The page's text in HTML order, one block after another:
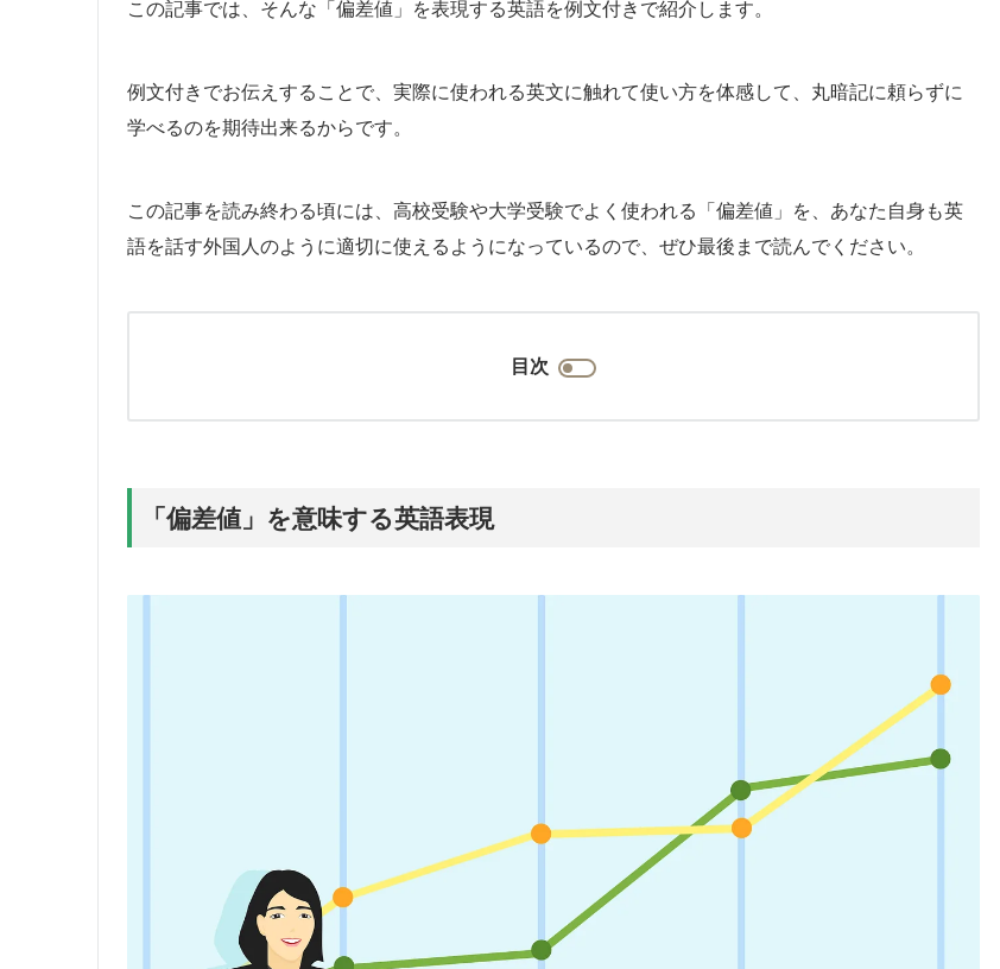
この記事では、そんな「偏差値」を表現する英語を例文付きで紹介します。
例文付きでお伝えすることで、実際に使われる英文に触れて使い方を体感して、丸暗記に頼らずに
学べるのを期待出来るからです。
この記事を読み終わる頃には、高校受験や大学受験でよく使われる「偏差値」を、あなた自身も英
語を話す外国人のように適切に使えるようになっているので、ぜひ最後まで読んでください。
目次
「偏差値」を意味する英語表現